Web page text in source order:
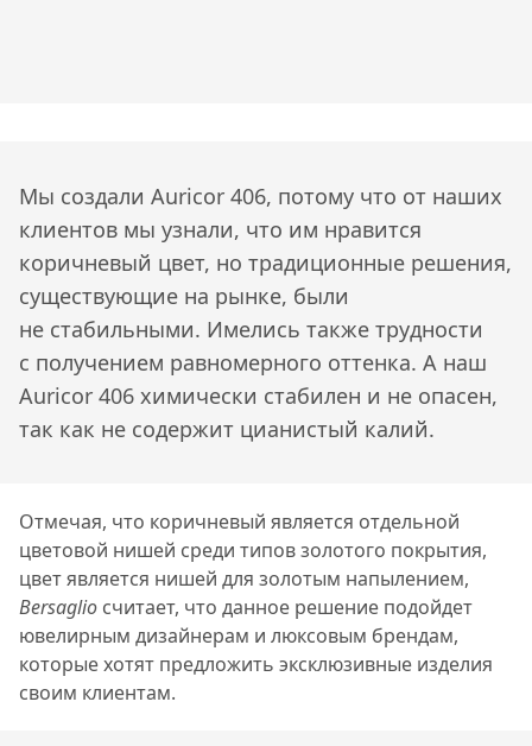
Мы создали Auricor 406, потому что от наших
клиентов мы узнали, что им нравится
коричневый цвет, но традиционные решения,
существующие на рынке, были
не стабильными. Имелись также трудности
с получением равномерного оттенка. А наш
Auricor 406 химически стабилен и не опасен,
так как не содержит цианистый калий.
Отмечая, что коричневый является отдельной
цветовой нишей среди типов золотого покрытия,
цвет является нишей для золотым напылением,
Bersaglio считает, что данное решение подойдет
ювелирным дизайнерам и люксовым брендам,
которые хотят предложить эксклюзивные изделия
своим клиентам.